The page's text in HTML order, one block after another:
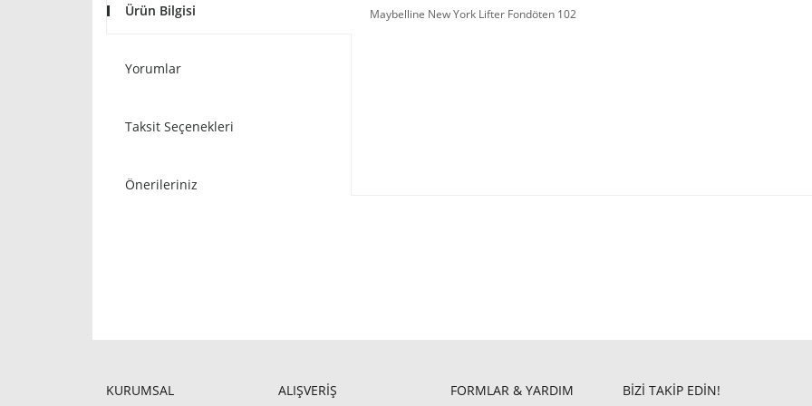
Ürün Bilgisi
Yorumlar
Taksit Seçenekleri
Önerileriniz
Maybelline New York Lifter Fondöten 102
KURUMSAL ALIŞVERİŞ FORMLAR & YARDIM BİZİ TAKİP EDİN!